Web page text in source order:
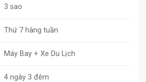
3 sao
Thứ 7 hàng tuần
Máy Bay + Xe Du Lịch
4 ngày 3 đêm